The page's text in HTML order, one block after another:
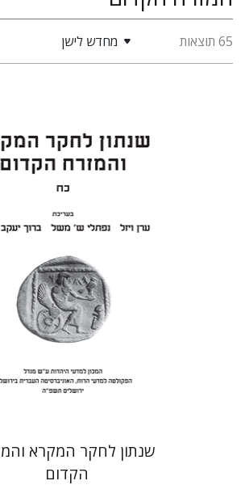
65 תוצאות מחדש לישן
ערן ויזל נפתלי ש' משל
ברוך
$46
$41
שנתון לחקר המקרא
הקדום